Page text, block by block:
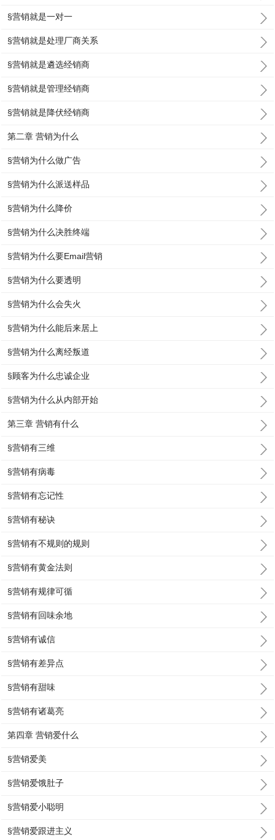
§营销就是一对一
§营销就是处理厂商关系
§营销就是遴选经销商
§营销就是管理经销商
§营销就是降伏经销商
第二章 营销为什么
§营销为什么做广告
§营销为什么派送样品
§营销为什么降价
§营销为什么决胜终端
§营销为什么要Email营销
§营销为什么要透明
§营销为什么会失火
§营销为什么能后来居上
§营销为什么离经叛道
§顾客为什么忠诚企业
§营销为什么从内部开始
第三章 营销有什么
§营销有三维
§营销有病毒
§营销有忘记性
§营销有秘诀
§营销有不规则的规则
§营销有黄金法则
§营销有规律可循
§营销有回味余地
§营销有诚信
§营销有差异点
§营销有甜味
§营销有诸葛亮
第四章 营销爱什么
§营销爱美
§营销爱饿肚子
§营销爱小聪明
§营销爱跟进主义